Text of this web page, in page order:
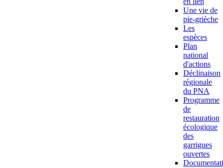
Une vie de
pie-grièche
Les
espèces
Plan
national
d'actions
Déclinaison
régionale
du PNA
Programme
de
restauration
écologique
des
garrigues
ouvertes